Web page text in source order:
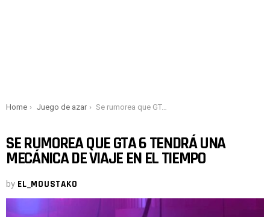
You are here:
Home Juego de azar Se rumorea que GTA 6 tendrá una mecánica de viaje en el tiempo
SE RUMOREA QUE GTA 6 TENDRÁ UNA
MECÁNICA DE VIAJE EN EL TIEMPO
by EL_MOUSTAKO